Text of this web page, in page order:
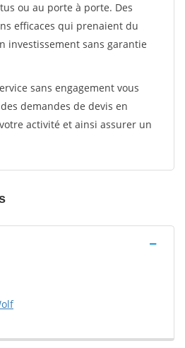
ou au porte à porte. Des
efficaces qui prenaient du
investissement sans garantie
sans engagement vous
demandes de devis en
activité et ainsi assurer un